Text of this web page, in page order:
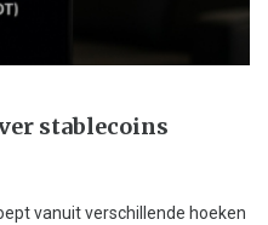
stablecoins
vanuit verschillende hoeken